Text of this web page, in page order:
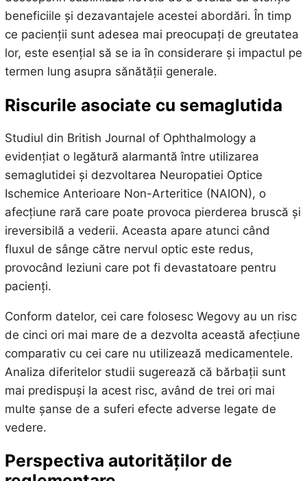
beneficiile și dezavantajele acestei abordări. În timp
ce pacienții sunt adesea mai preocupați de greutatea
lor, este esențial să se ia în considerare și impactul pe
termen lung asupra sănătății generale.
Riscurile asociate cu semaglutida
Studiul din British Journal of Ophthalmology a
evidențiat o legătură alarmantă între utilizarea
semaglutidei și dezvoltarea Neuropatiei Optice
Ischemice Anterioare Non-Arteritice (NAION), o
afecțiune rară care poate provoca pierderea bruscă și
ireversibilă a vederii. Aceasta apare atunci când
fluxul de sânge către nervul optic este redus,
provocând leziuni care pot fi devastatoare pentru
pacienți.
Conform datelor, cei care folosesc Wegovy au un risc
de cinci ori mai mare de a dezvolta această afecțiune
comparativ cu cei care nu utilizează medicamentele.
Analiza diferitelor studii sugerează că bărbații sunt
mai predispuși la acest risc, având de trei ori mai
multe șanse de a suferi efecte adverse legate de
vedere.
Perspectiva autorităților de